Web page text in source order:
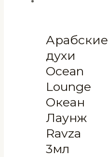
Арабские
духи
Ocean
Lounge
Океан
Лаунж
Ravza
3мл